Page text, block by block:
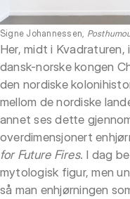
Signe Johannessen,
Her, midt i
dansk-norske kongen
den nordiske
mellom de nordiske
annet ses dette
overdimensjonert
for Future Fires. I dag
mytologisk figur, men
så man enhjørningen